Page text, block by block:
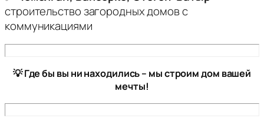
строительство загородных домов с
коммуникациями
💡 Где бы вы ни находились – мы строим дом вашей
мечты!